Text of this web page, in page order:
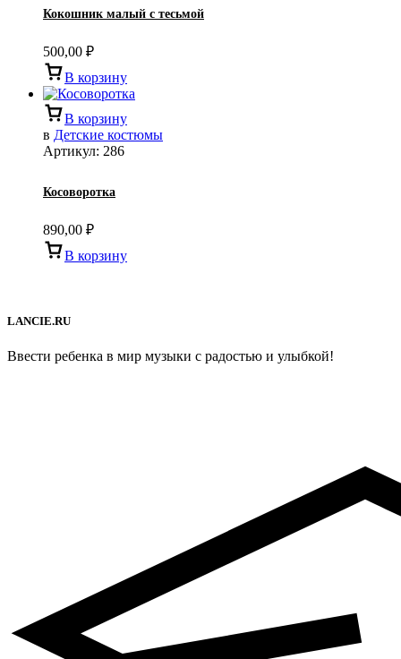
Кокошник малый с тесьмой
500,00 ₽
В корзину
В корзину
в Детские костюмы
Артикул: 286
Косоворотка
890,00 ₽
В корзину
LANCIE.RU
Ввести ребенка в мир музыки с радостью и улыбкой!